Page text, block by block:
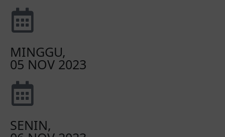
MINGGU,
05 NOV 2023
SENIN,